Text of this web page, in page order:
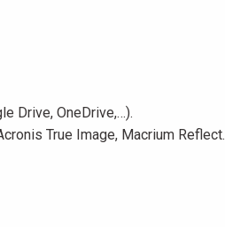
Drive, OneDrive,…).
True Image, Macrium Reflect.